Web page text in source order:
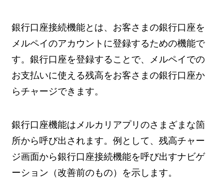
銀行口座接続機能とは、お客さまの銀行口座を
メルペイのアカウントに登録するための機能で
す。銀行口座を登録することで、メルペイでの
お支払いに使える残高をお客さまの銀行口座か
らチャージできます。
銀行口座機能はメルカリアプリのさまざまな箇
所から呼び出されます。例として、残高チャー
ジ画面から銀行口座接続機能を呼び出すナビゲ
ーション（改善前のもの）を示します。